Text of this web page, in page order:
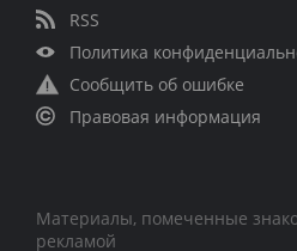
RSS
Политика
Сообщить об ошибке
Правовая информация
Материалы, помеченные
рекламой